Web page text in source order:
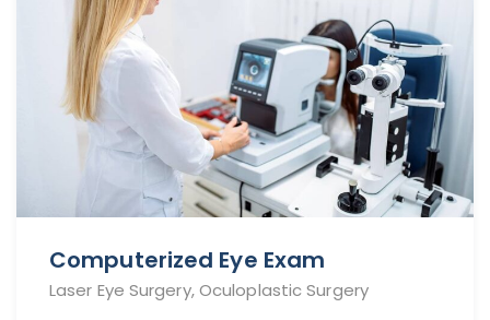
Computerized Eye Exam
Laser Eye Surgery, Oculoplastic Surgery